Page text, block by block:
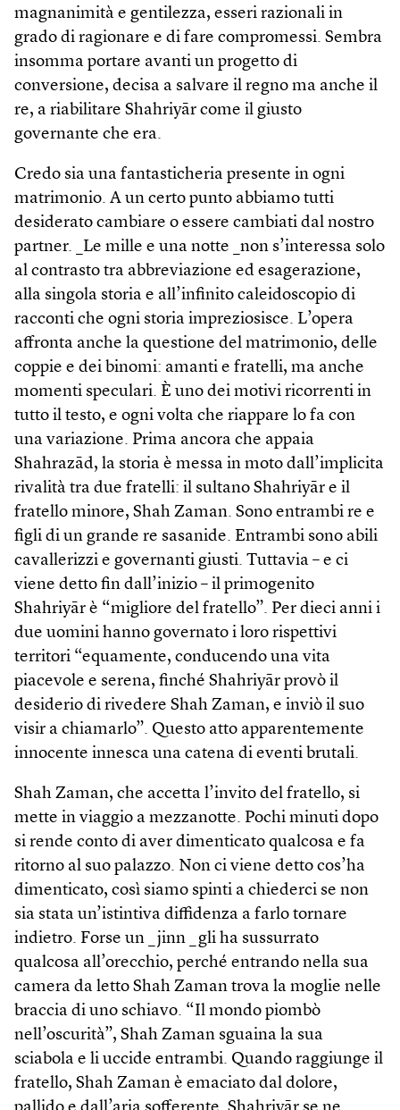
magnanimità e gentilezza, esseri razionali in
grado di ragionare e di fare compromessi. Sembra
insomma portare avanti un progetto di
conversione, decisa a salvare il regno ma anche il
re, a riabilitare Shahriyār come il giusto
governante che era.
Credo sia una fantasticheria presente in ogni
matrimonio. A un certo punto abbiamo tutti
desiderato cambiare o essere cambiati dal nostro
partner. _Le mille e una notte _non s’interessa solo
al contrasto tra abbreviazione ed esagerazione,
alla singola storia e all’infinito caleidoscopio di
racconti che ogni storia impreziosisce. L’opera
affronta anche la questione del matrimonio, delle
coppie e dei binomi: amanti e fratelli, ma anche
momenti speculari. È uno dei motivi ricorrenti in
tutto il testo, e ogni volta che riappare lo fa con
una variazione. Prima ancora che appaia
Shahrazād, la storia è messa in moto dall’implicita
rivalità tra due fratelli: il sultano Shahriyār e il
fratello minore, Shah Zaman. Sono entrambi re e
figli di un grande re sasanide. Entrambi sono abili
cavallerizzi e governanti giusti. Tuttavia – e ci
viene detto fin dall’inizio – il primogenito
Shahriyār è “migliore del fratello”. Per dieci anni i
due uomini hanno governato i loro rispettivi
territori “equamente, conducendo una vita
piacevole e serena, finché Shahriyār provò il
desiderio di rivedere Shah Zaman, e inviò il suo
visir a chiamarlo”. Questo atto apparentemente
innocente innesca una catena di eventi brutali.
Shah Zaman, che accetta l’invito del fratello, si
mette in viaggio a mezzanotte. Pochi minuti dopo
si rende conto di aver dimenticato qualcosa e fa
ritorno al suo palazzo. Non ci viene detto cos’ha
dimenticato, così siamo spinti a chiederci se non
sia stata un’istintiva diffidenza a farlo tornare
indietro. Forse un _jinn _gli ha sussurrato
qualcosa all’orecchio, perché entrando nella sua
camera da letto Shah Zaman trova la moglie nelle
braccia di uno schiavo. “Il mondo piombò
nell’oscurità”, Shah Zaman sguaina la sua
sciabola e li uccide entrambi. Quando raggiunge il
fratello, Shah Zaman è emaciato dal dolore,